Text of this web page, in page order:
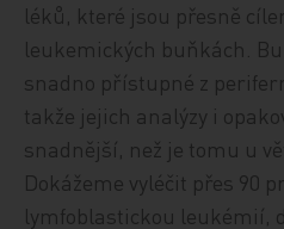
léků, které jsou přesně
leukemických buňkách.
snadno přístupné z
takže jejich analýzy i
snadnější, než je tomu u
Dokážeme vyléčit přes 90
lymfoblastickou leukémií,